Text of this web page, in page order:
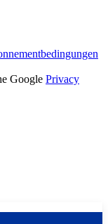
Google Privacy